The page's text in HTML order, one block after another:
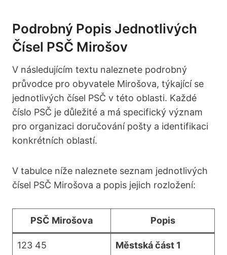
Podrobný Popis Jednotlivých
Čísel PSČ Mirošov
V následujícím textu naleznete podrobný
průvodce pro obyvatele Mirošova, týkající se
jednotlivých čísel PSČ v této oblasti. Každé
číslo PSČ je důležité a má specifický význam
pro organizaci doručování pošty a identifikaci
konkrétních oblastí.
V tabulce níže naleznete seznam jednotlivých
čísel PSČ Mirošova a popis jejich rozložení:
PSČ Mirošova Popis
123 45 Městská část 1